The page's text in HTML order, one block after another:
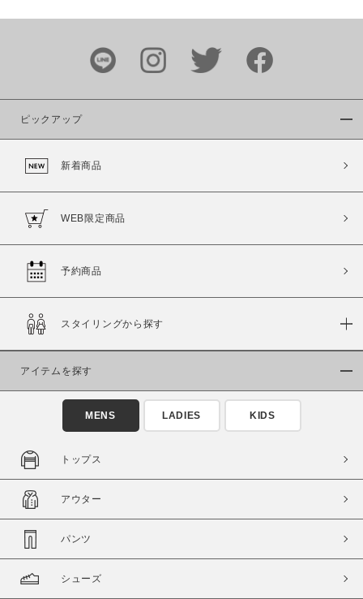
ブランド
カラー
商品タイプ
通常商品
セール価格 WEB限定
在庫
在庫あり
ピックアップ
新着商品
WEB限定商品
予約商品
スタイリングから探す
アイテムを探す
MENS LADIES KIDS
トップス
アウター
パンツ
シューズ